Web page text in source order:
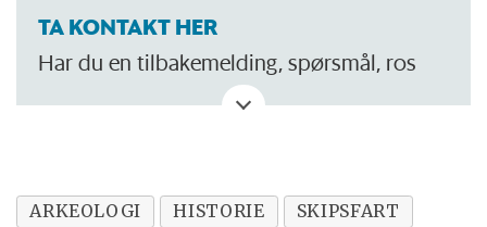
TA KONTAKT HER
Har du en tilbakemelding, spørsmål, ros
eller kritikk? Eller tips om noe vi bør skrive
ARKEOLOGI HISTORIE
SKIPSFART